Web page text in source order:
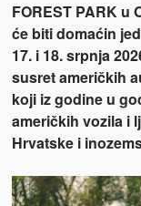
FOREST PARK u
će biti domaćin
17. i 18. srpnja
susret američkih
koji iz godine u
američkih vozila i
Hrvatske i